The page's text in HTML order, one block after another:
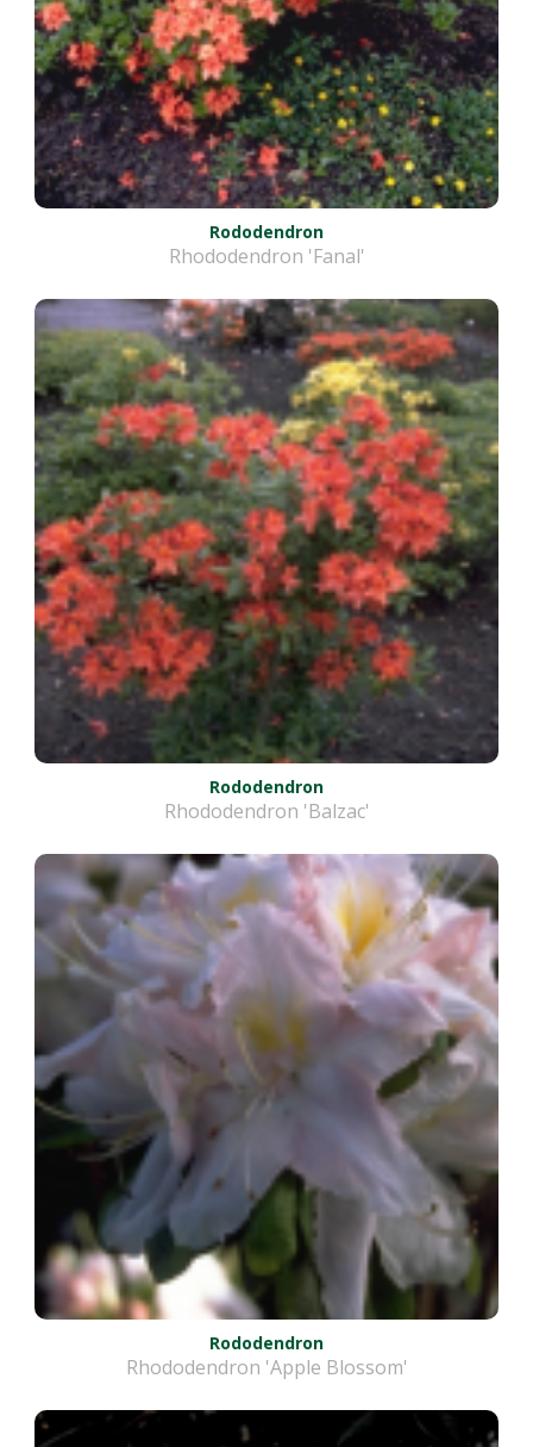
Rododendron
Rhododendron 'Fanal'
Rododendron
Rhododendron 'Balzac'
Rododendron
Rhododendron 'Apple Blossom'